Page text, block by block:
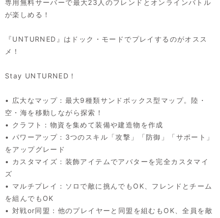
専用無料サーバーで最大23人のフレンドとオンラインバトル
が楽しめる！
『UNTURNED』はドック・モードでプレイするのがオスス
メ！
Stay UNTURNED！
• 広大なマップ：最大9種類サンドボックス型マップ。陸・
空・海を移動しながら探索！
• クラフト：物資を集めて装備や建造物を作成
• パワーアップ：3つのスキル「攻撃」「防御」「サポート」
をアップグレード
• カスタマイズ：装飾アイテムでアバターを完全カスタマイ
ズ
• マルチプレイ：ソロで敵に挑んでもOK、フレンドとチーム
を組んでもOK
• 対戦or同盟：他のプレイヤーと同盟を組むもOK、全員を敵